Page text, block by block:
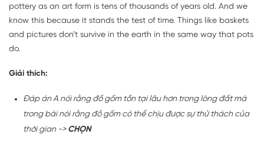
pottery as an art form is tens of thousands of years old. And we
know this because it stands the test of time. Things like baskets
and pictures don’t survive in the earth in the same way that pots
do.
Giải thích:
Đáp án A nói rằng đồ gốm tồn tại lâu hơn trong lòng đất mà
trong bài nói rằng đồ gốm có thể chịu được sự thử thách của
thời gian -> CHỌN